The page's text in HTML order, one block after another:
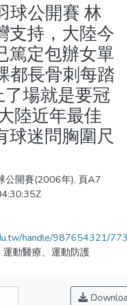
球公開賽 林
支持，大陸今
篤定包辦女單
都長骨刺每踏
場就是要冠
陸近年最佳
球迷問胸圍尺
公開賽(2006年), 頁A7
handle/987654321/
動醫療、運動防護